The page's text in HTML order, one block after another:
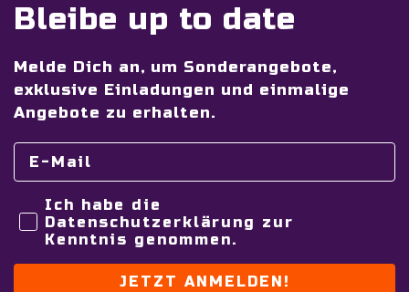
Bleibe up to date
Melde Dich an, um Sonderangebote,
exklusive Einladungen und einmalige
Angebote zu erhalten.
Ich habe die
Datenschutzerklärung zur
Kenntnis genommen.
JETZT ANMELDEN!